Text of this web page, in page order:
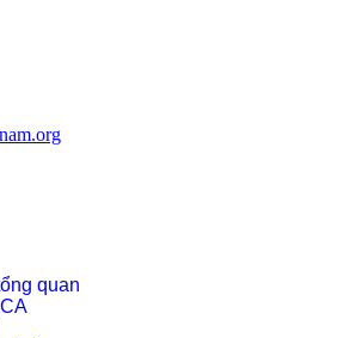
quan